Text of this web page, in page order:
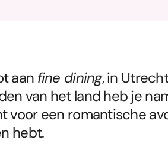
aan fine dining, in
van het land heb je
voor een romantische
hebt.